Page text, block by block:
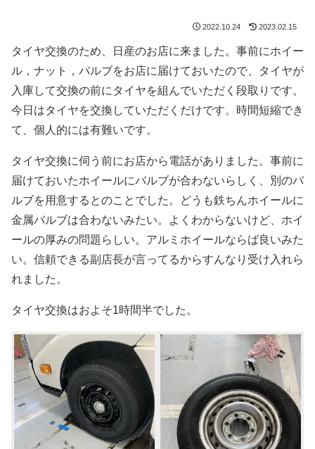
2022.10.24 2023.02.15
タイヤ交換のため、日産のお店に来ました。事前にホイー
ル，ナット，バルブをお店に届けておいたので、タイヤが
入庫して交換の前にタイヤを組んでいただく段取りです。
今日はタイヤを交換していただくだけです。時間短縮でき
て、個人的には有難いです。
タイヤ交換に伺う前にお店から電話がありました。事前に
届けておいたホイールにバルブが合わないらしく、別のバ
ルブを用意するとのことでした。どうも鉄ちんホイールに
金属バルブは合わないみたい。よくわからないけど、ホイ
ールの厚みの問題らしい。アルミホイールならば良いみた
い。信頼できる副店長が言ってるからすんなり受け入れら
れました。
タイヤ交換はおよそ1時間半でした。